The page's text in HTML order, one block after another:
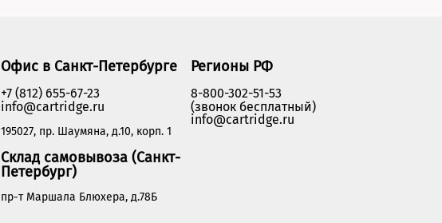
Офис в Санкт-Петербурге
+7 (812) 655-67-23
info@cartridge.ru
195027, пр. Шаумяна, д.10, корп. 1
Склад самовывоза (Санкт-
Петербург)
пр-т Маршала Блюхера, д.78Б
Регионы РФ
8-800-302-51-53
(звонок бесплатный)
info@cartridge.ru